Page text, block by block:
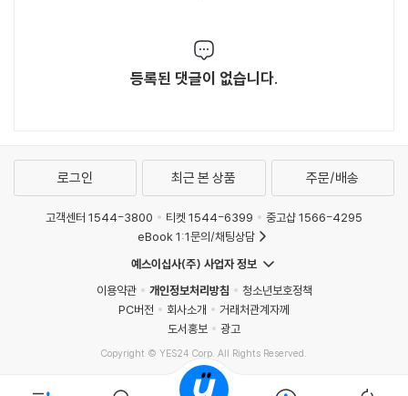
등록된 댓글이 없습니다.
로그인 최근 본 상품 주문/배송
고객센터 1544-3800 티켓 1544-6399
중고샵 1566-4295
eBook 1:1문의/채팅상담
예스이십사(주) 사업자 정보
이용약관
개인정보처리방침
청소년보호정책
PC버전
회사소개
거래처관계자께
도서홍보
광고
Copyright © YES24 Corp. All Rights Reserved.